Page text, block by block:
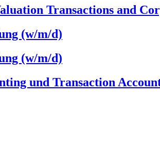
Transactions and
(w/m/d)
(w/m/d)
und Transaction